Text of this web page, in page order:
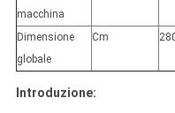
macchina
Dimensione
globale
Cm
Introduzione: